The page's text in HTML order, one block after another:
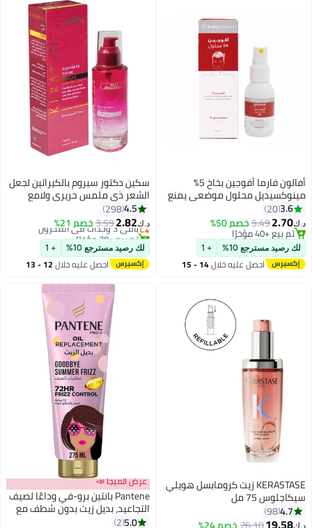
أفالون فارما أفوجين بخاخ 5%
مينوكسيديل محلول موضعي يمنع
تساقط الشعر وإعادة نموه 50 مل
3.6
20
د.ك‏2.70
5.49خصم 50%
تم بيع +40 مؤخرًا
تم بيع +40 مؤخرًا
لك رصيد مسترجع 10% + 1
احصل عليه خلال 14 - 15
اغسطس
سكين دكتور سيروم بالكيراتين لجعل
الشعر ذي ملمس حريري ولامع
100ملليلتر4.5
298
د.ك‏2.82
3.59خصم 21% باقي 3 وحدات في المخزون
تم بيع +70 مؤخرًا
باقي 3 وحدات في المخزون
لك رصيد مسترجع 10% + 1
احصل عليه خلال 12 - 13
اغسطس
KERASTASE زيت كرومابسل هويلي
سيكاجلوس 75 مل
4.7
98
عرض الميجا 📣
Pantene بانتين برو-في وداعًا لصيف
التجاعيد، بديل زيت بدون شطف مع
5.0
2